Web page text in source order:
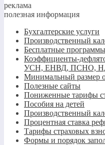
реклама
полезная информация
Бухгалтерские услуги
Производственный
Бесплатные программы
Коэффициенты-
УСН, ЕНВД, ПСНО,
Минимальный размер
Полезные сайты
Пониженные тарифы
Пособия на детей
Производственный
Процентная ставка
Тарифы страховых
Формы и порядок